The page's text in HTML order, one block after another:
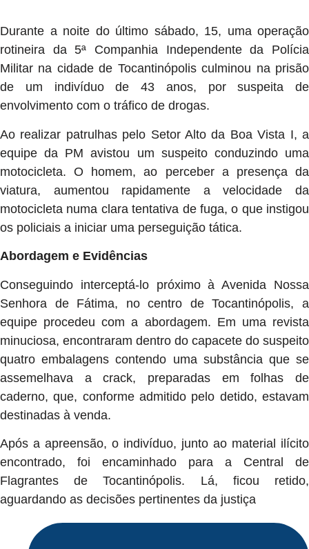
Durante a noite do último sábado, 15, uma operação
rotineira da 5ª Companhia Independente da Polícia
Militar na cidade de Tocantinópolis culminou na prisão
de um indivíduo de 43 anos, por suspeita de
envolvimento com o tráfico de drogas.
Ao realizar patrulhas pelo Setor Alto da Boa Vista I, a
equipe da PM avistou um suspeito conduzindo uma
motocicleta. O homem, ao perceber a presença da
viatura, aumentou rapidamente a velocidade da
motocicleta numa clara tentativa de fuga, o que instigou
os policiais a iniciar uma perseguição tática.
Abordagem e Evidências
Conseguindo interceptá-lo próximo à Avenida Nossa
Senhora de Fátima, no centro de Tocantinópolis, a
equipe procedeu com a abordagem. Em uma revista
minuciosa, encontraram dentro do capacete do suspeito
quatro embalagens contendo uma substância que se
assemelhava a crack, preparadas em folhas de
caderno, que, conforme admitido pelo detido, estavam
destinadas à venda.
Após a apreensão, o indivíduo, junto ao material ilícito
encontrado, foi encaminhado para a Central de
Flagrantes de Tocantinópolis. Lá, ficou retido,
aguardando as decisões pertinentes da justiça